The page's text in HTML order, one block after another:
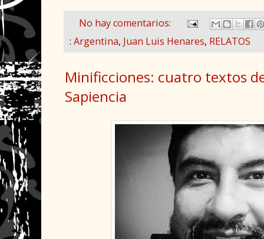
No hay comentarios:
: Argentina, Juan Luis Henares, RELATOS
Minificciones: cuatro textos
Sapiencia